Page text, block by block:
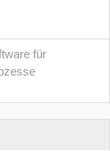
für